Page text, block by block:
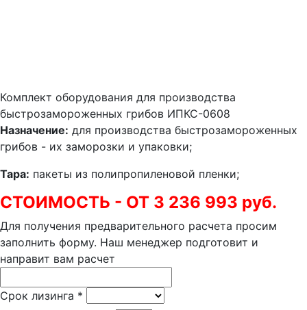
Комплект оборудования для производства
быстрозамороженных грибов ИПКС-0608
Назначение: для производства быстрозамороженных
грибов - их заморозки и упаковки;
Тара: пакеты из полипропиленовой пленки;
СТОИМОСТЬ - ОТ 3 236 993 руб.
Для получения предварительного расчета просим
заполнить форму. Наш менеджер подготовит и
направит вам расчет
Срок лизинга *